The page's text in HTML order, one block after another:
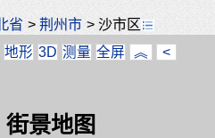
省 >荆州市 >沙市区
地形 3D 测量 全屏 ︽ <
景地图